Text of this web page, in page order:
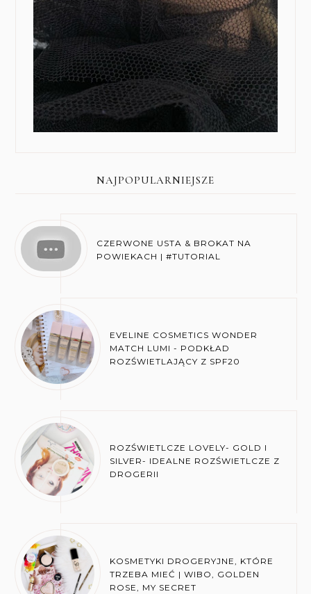
NAJPOPULARNIEJSZE
CZERWONE USTA & BROKAT NA
POWIEKACH | #TUTORIAL
EVELINE COSMETICS WONDER
MATCH LUMI - PODKŁAD
ROZŚWIETLAJĄCY Z SPF20
ROZŚWIETLCZE LOVELY- GOLD I
SILVER- IDEALNE ROZŚWIETLCZE Z
DROGERII
KOSMETYKI DROGERYJNE, KTÓRE
TRZEBA MIEĆ | WIBO, GOLDEN
ROSE, MY SECRET